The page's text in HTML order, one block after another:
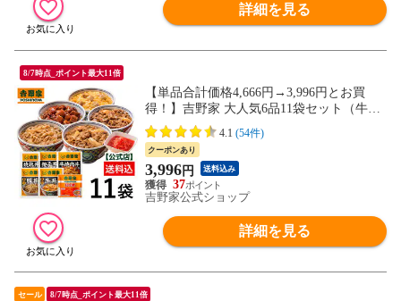
詳細を見る
8/7時点_ポイント最大11倍
【単品合計価格4,666円→3,996円とお買
得！】吉野家 大人気6品11袋セット（牛丼2
袋・豚丼2袋・牛焼肉丼2袋 ・焼鶏丼2袋・
親子丼2袋・紅生姜1袋）福袋 冷凍食品 夜
食 お昼ごはん ギフト・仕送りにも！
4.1 (54件)
クーポンあり
3,996円 送料込み
37
吉野家公式ショップ
詳細を見る
セール 8/7時点_ポイント最大11倍